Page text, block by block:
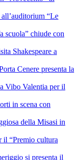
“Le
scuola” chiude con
Shakespeare a
Cenere presenta la
Vibo Valentia per il
in scena con
della Misasi in
“Premio cultura
si presenta il